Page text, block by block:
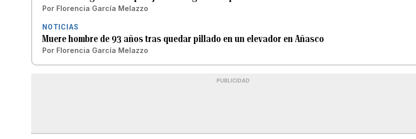
Por Florencia García Melazzo
NOTICIAS
Muere hombre de 93 años tras quedar pillado en un elevador en Añasco
Por Florencia García Melazzo
PUBLICIDAD